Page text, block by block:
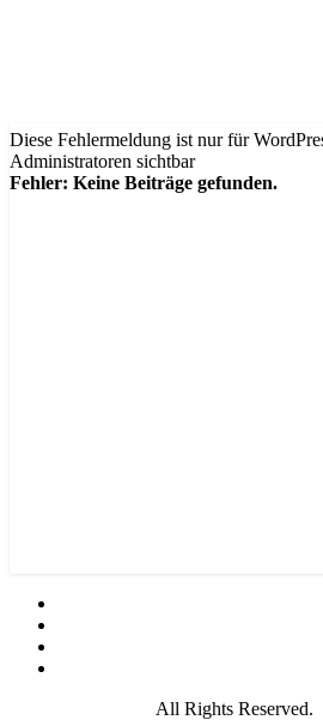
Diese Fehlermeldung ist nur für
Administratoren sichtbar
Fehler: Keine Beiträge gefunden.
All Rights Reserved.